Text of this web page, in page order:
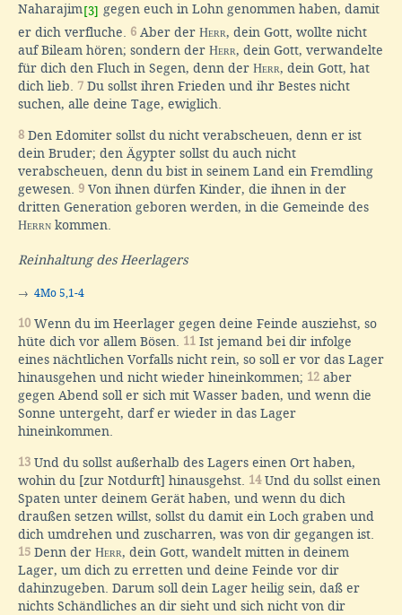
Naharajim [3] gegen euch in Lohn genommen haben, damit
er dich verfluche. 6 Aber der Herr, dein Gott, wollte nicht
auf Bileam hören; sondern der Herr, dein Gott, verwandelte
für dich den Fluch in Segen, denn der Herr, dein Gott, hat
dich lieb. 7 Du sollst ihren Frieden und ihr Bestes nicht
suchen, alle deine Tage, ewiglich.
8 Den Edomiter sollst du nicht verabscheuen, denn er ist
dein Bruder; den Ägypter sollst du auch nicht
verabscheuen, denn du bist in seinem Land ein Fremdling
gewesen. 9 Von ihnen dürfen Kinder, die ihnen in der
dritten Generation geboren werden, in die Gemeinde des
Herrn kommen.
Reinhaltung des Heerlagers
→ 4Mo 5,1-4
10 Wenn du im Heerlager gegen deine Feinde ausziehst, so
hüte dich vor allem Bösen. 11 Ist jemand bei dir infolge
eines nächtlichen Vorfalls nicht rein, so soll er vor das Lager
hinausgehen und nicht wieder hineinkommen; 12 aber
gegen Abend soll er sich mit Wasser baden, und wenn die
Sonne untergeht, darf er wieder in das Lager
hineinkommen.
13 Und du sollst außerhalb des Lagers einen Ort haben,
wohin du [zur Notdurft] hinausgehst. 14Und du sollst einen
Spaten unter deinem Gerät haben, und wenn du dich
draußen setzen willst, sollst du damit ein Loch graben und
dich umdrehen und zuscharren, was von dir gegangen ist.
15 Denn der Herr, dein Gott, wandelt mitten in deinem
Lager, um dich zu erretten und deine Feinde vor dir
dahinzugeben. Darum soll dein Lager heilig sein, daß er
nichts Schändliches an dir sieht und sich nicht von dir